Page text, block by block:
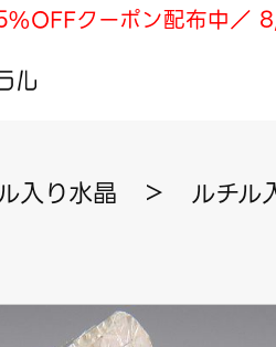
クーポン配布中／
入り水晶 ＞
ルチル